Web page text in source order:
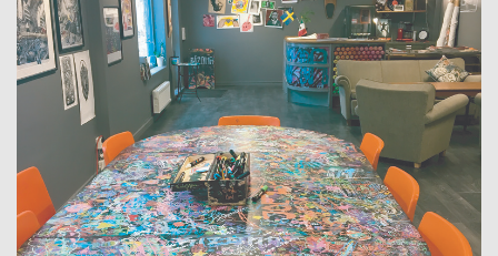
About GIBCA Extended
Extended program
Archive
Participating venues 2025
GIBCA Extended 2015
GIBCA Extended 2017
GIBCA Extended 2019
GIBCA Extended 2013
GIBCA Extended 2021
Exhibition
Actors 2021
Program 2021